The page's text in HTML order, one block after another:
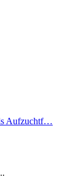
Aufzuchtf…